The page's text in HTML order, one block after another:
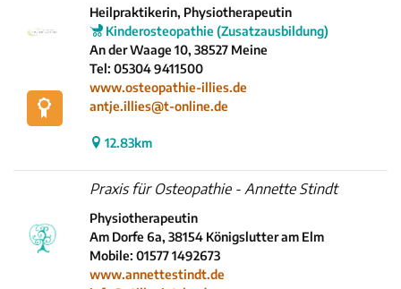
Heilpraktikerin, Physiotherapeutin
Kinderosteopathie (Zusatzausbildung)
An der Waage 10, 38527 Meine
Tel: 05304 9411500
www.osteopathie-illies.de
antje.illies@t-online.de
12.83km
Praxis für Osteopathie - Annette Stindt
Physiotherapeutin
Am Dorfe 6a, 38154 Königslutter am Elm
Mobile: 01577 1492673
www.annettestindt.de